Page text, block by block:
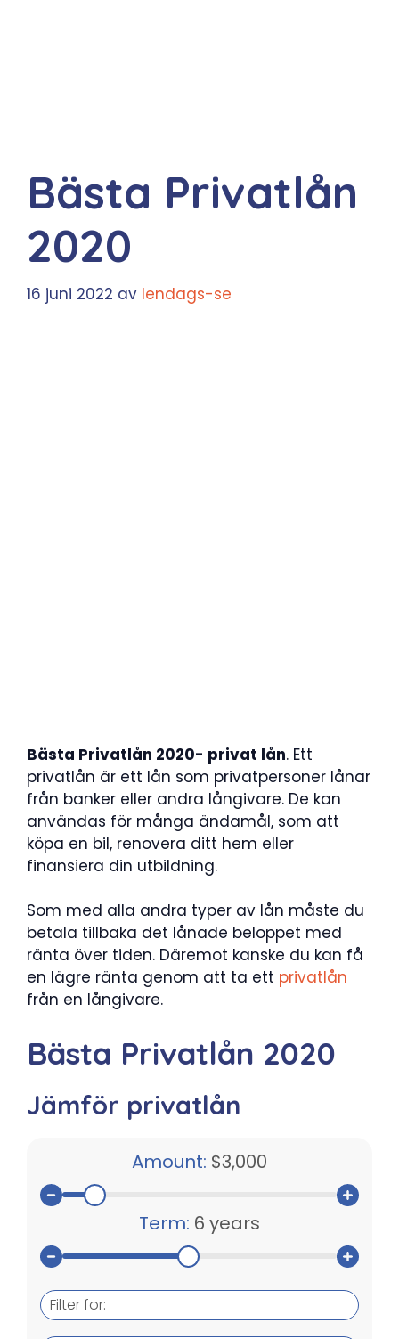
Bästa Privatlån
2020
16 juni 2022 av lendags-se
Bästa Privatlån 2020- privat lån. Ett
privatlån är ett lån som privatpersoner lånar
från banker eller andra långivare. De kan
användas för många ändamål, som att
köpa en bil, renovera ditt hem eller
finansiera din utbildning.
Som med alla andra typer av lån måste du
betala tillbaka det lånade beloppet med
ränta över tiden. Däremot kanske du kan få
en lägre ränta genom att ta ett privatlån
från en långivare.
Bästa Privatlån 2020
Jämför privatlån
Amount: $3,000
Term: 6 years
Filter for: